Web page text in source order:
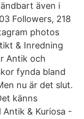
även i
Followers, 218
photos
& Inredning
Antik och
fynda bland
nu är det slut.
känns
& Kuriosa -